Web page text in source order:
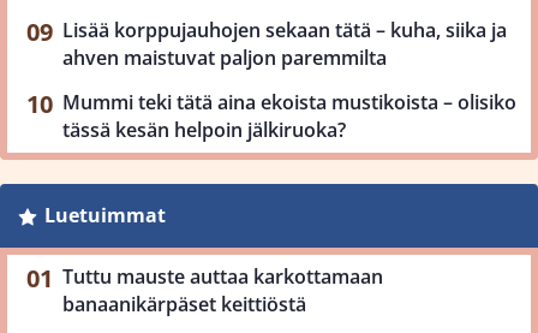
Lisää korppujauhojen sekaan tätä – kuha, siika ja
ahven maistuvat paljon paremmilta
Mummi teki tätä aina ekoista mustikoista – olisiko
tässä kesän helpoin jälkiruoka?
Luetuimmat
Tuttu mauste auttaa karkottamaan
banaanikärpäset keittiöstä